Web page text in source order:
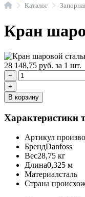
ГлавнаяКаталог
Кран
28 148,75 руб. за 1 шт.
−
+
В корзину
Характеристики
Артикул
БрендDanfoss
Вес28,75 кг
Длина0,325 м
Материалсталь
Страна